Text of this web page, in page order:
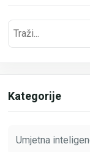
Kategorije
Umjetna